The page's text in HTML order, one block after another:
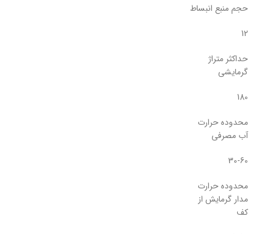
حجم منبع انبساط
12
حداکثر متراژ
گرمایشی
180
محدوده حرارت
آب مصرفی
30-60
محدوده حرارت
مدار گرمایش از
کف